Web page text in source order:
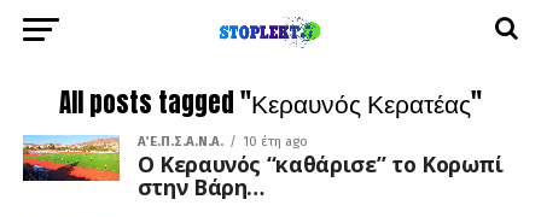
All posts tagged "Κεραυνός Κερατέας"
Α΄ Ε.Π.Σ.Α.Ν.Α. 10 έτη ago
Ο Κεραυνός “καθάρισε” το Κορωπί
στην Βάρη…